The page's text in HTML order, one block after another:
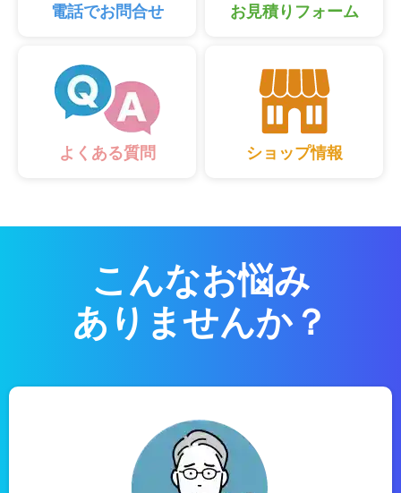
電話でお問合せ お見積りフォーム
よくある質問 ショップ情報
こんなお悩み
ありませんか？